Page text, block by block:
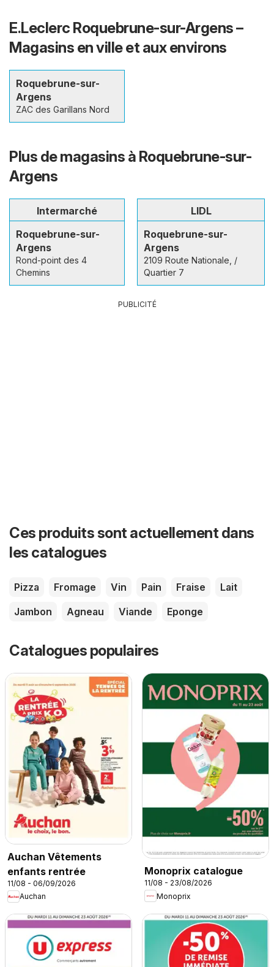
E.Leclerc Roquebrune-sur-Argens –
Magasins en ville et aux environs
Roquebrune-sur-
Argens
ZAC des Garillans Nord
Plus de magasins à Roquebrune-sur-
Argens
Intermarché
Roquebrune-sur-
Argens
Rond-point des 4
Chemins
LIDL
Roquebrune-sur-
Argens
2109 Route Nationale, /
Quartier 7
PUBLICITÉ
Ces produits sont actuellement dans
les catalogues
Pizza Fromage Vin Pain Fraise
Lait
Jambon
Agneau Viande Eponge
Catalogues populaires
Auchan Vêtements
enfants rentrée
11/08 - 06/09/2026
Auchan
Monoprix catalogue
11/08 - 23/08/2026
Monoprix